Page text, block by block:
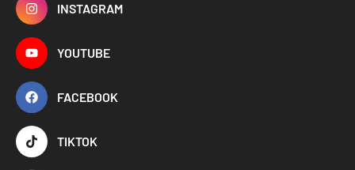
INSTAGRAM
YOUTUBE
FACEBOOK
TIKTOK